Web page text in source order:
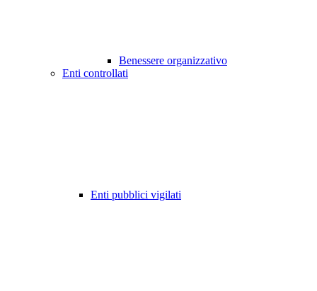
Benessere organizzativo
Enti controllati
Enti pubblici vigilati